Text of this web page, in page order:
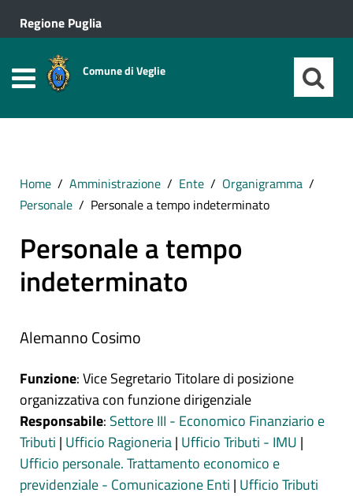
Regione Puglia
Comune di Veglie
Home Amministrazione Ente
Organigramma
Personale
Personale a tempo indeterminato
Personale a tempo
indeterminato
Alemanno Cosimo
Funzione: Vice Segretario Titolare di posizione
organizzativa con funzione dirigenziale
Responsabile: Settore III - Economico Finanziario e
Tributi | Ufficio Ragioneria| Ufficio Tributi - IMU |
Ufficio personale. Trattamento economico e
previdenziale - Comunicazione Enti | Ufficio Tributi